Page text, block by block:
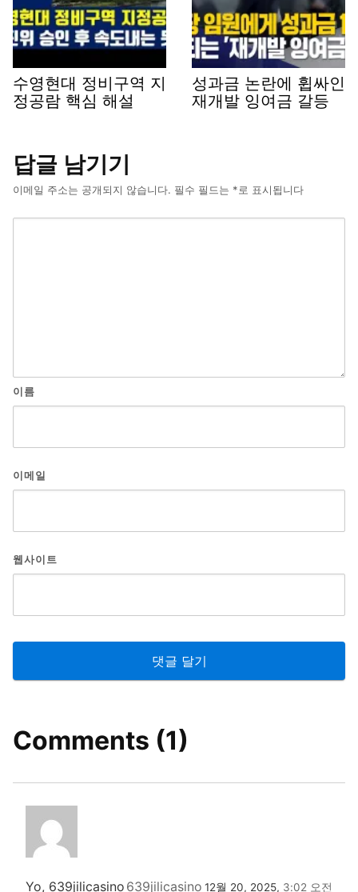
수영현대 정비구역 지
정공람 핵심 해설
성과금 논란에 휩싸인
재개발 잉여금 갈등
답글 남기기
이메일 주소는 공개되지 않습니다. 필수 필드는 *로 표시됩니다
이름
이메일
웹사이트
Comments (1)
639jilicasino 12월 20, 2025, 3:02 오전
Yo, 639jilicasino